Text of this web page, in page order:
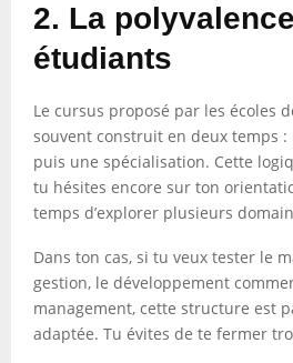
2. La
étudiants
Le cursus proposé par les écoles
souvent construit en deux temps
puis une spécialisation. Cette
tu hésites encore sur ton
temps d’explorer plusieurs
Dans ton cas, si tu veux tester le
gestion, le développement
management, cette structure est
adaptée. Tu évites de te fermer